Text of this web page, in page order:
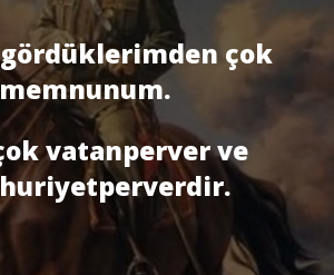
çok
memnunum.
vatanperver ve